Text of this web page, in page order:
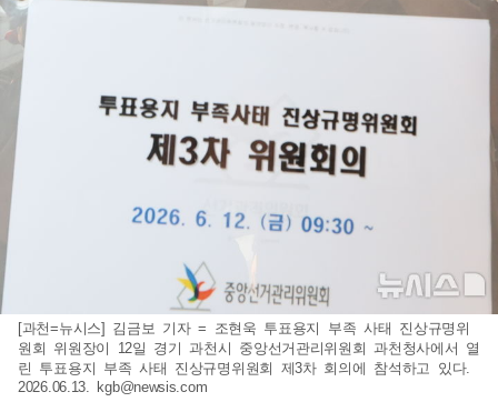
[과천=뉴시스] 김금보 기자 = 조현욱 투표용지 부족 사태 진상규명위
원회 위원장이 12일 경기 과천시 중앙선거관리위원회 과천청사에서 열
린 투표용지 부족 사태 진상규명위원회 제3차 회의에 참석하고 있다.
2026.06.13. kgb@newsis.com